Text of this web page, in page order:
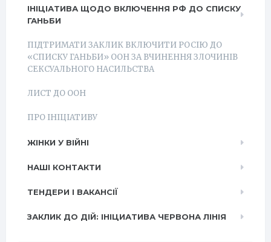
ІНІЦІАТИВА ЩОДО ВКЛЮЧЕННЯ РФ ДО СПИСКУ
ГАНЬБИ
ПІДТРИМАТИ ЗАКЛИК ВКЛЮЧИТИ РОСІЮ ДО
«СПИСКУ ГАНЬБИ» ООН ЗА ВЧИНЕННЯ ЗЛОЧИНІВ
СЕКСУАЛЬНОГО НАСИЛЬСТВА
ЛИСТ ДО ООН
ПРО ІНІЦІАТИВУ
ЖІНКИ У ВІЙНІ
НАШІ КОНТАКТИ
ТЕНДЕРИ І ВАКАНСІЇ
ЗАКЛИК ДО ДІЙ: ІНІЦИАТИВА ЧЕРВОНА ЛІНІЯ